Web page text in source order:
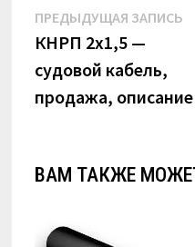
Навигация
по
записям
ПРЕДЫДУЩАЯ ЗАПИСЬ
КНРП 2х1,5 —
судовой кабель,
продажа, описание
ВАМ ТАКЖЕ